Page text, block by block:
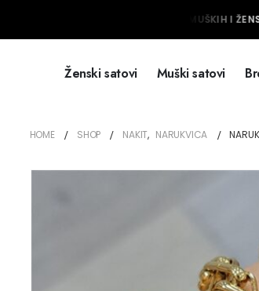
NAJVEĆI IZBOR MUŠKIH I
Ženski satovi Muški satovi
HOME SHOP NAKIT, NARUKVICA